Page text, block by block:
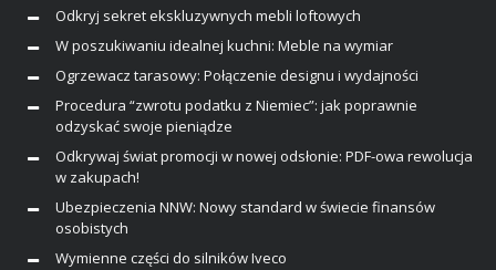
Odkryj sekret ekskluzywnych mebli loftowych
W poszukiwaniu idealnej kuchni: Meble na wymiar
Ogrzewacz tarasowy: Połączenie designu i wydajności
Procedura “zwrotu podatku z Niemiec”: jak poprawnie
odzyskać swoje pieniądze
Odkrywaj świat promocji w nowej odsłonie: PDF-owa rewolucja
w zakupach!
Ubezpieczenia NNW: Nowy standard w świecie finansów
osobistych
Wymienne części do silników Iveco